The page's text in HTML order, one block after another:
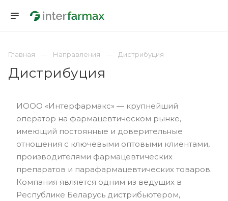
Главная Направления Дистрибуция
Дистрибуция
ИООО «Интерфармакс» — крупнейший
оператор на фармацевтическом рынке,
имеющий постоянные и доверительные
отношения с ключевыми оптовыми клиентами,
производителями фармацевтических
препаратов и парафармацевтических товаров.
Компания является одним из ведущих в
Республике Беларусь дистрибьютером,